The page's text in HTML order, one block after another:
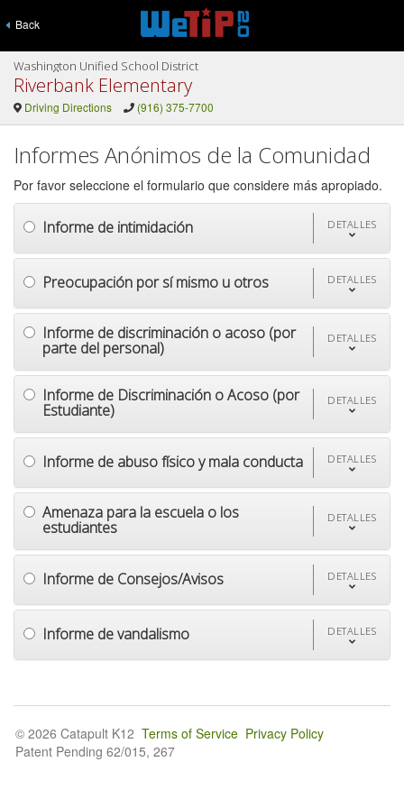
Back
Washington Unified School District
Riverbank Elementary
Driving Directions (916) 375-7700
Informes Anónimos de la Comunidad
Por favor seleccione el formulario que considere más apropiado.
Informe de intimidación DETALLES
Preocupación por sí mismo u otros DETALLES
Informe de discriminación o acoso (por
parte del personal)
DETALLES
Informe de Discriminación o Acoso (por
Estudiante)
DETALLES
Informe de abuso físico y mala conducta DETALLES
Amenaza para la escuela o los
estudiantes
DETALLES
Informe de Consejos/Avisos DETALLES
Informe de vandalismo DETALLES
© 2026 Catapult K12 Terms of Service Privacy Policy
Patent Pending 62/015, 267